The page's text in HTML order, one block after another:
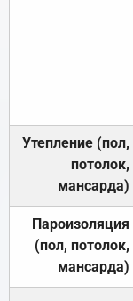
Утепление (пол,
потолок,
мансарда)
Пароизоляция
(пол, потолок,
мансарда)